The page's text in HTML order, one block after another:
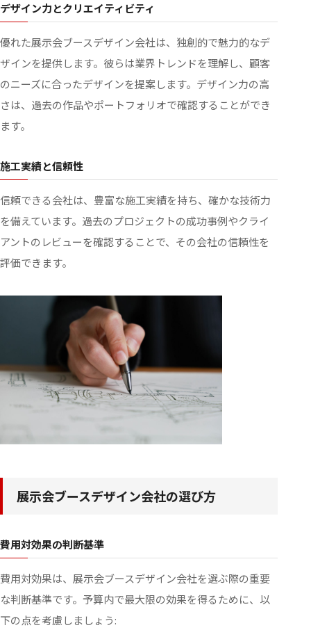
デザイン力とクリエイティビティ
優れた展示会ブースデザイン会社は、独創的で魅力的なデ
ザインを提供します。彼らは業界トレンドを理解し、顧客
のニーズに合ったデザインを提案します。デザイン力の高
さは、過去の作品やポートフォリオで確認することができ
ます。
施工実績と信頼性
信頼できる会社は、豊富な施工実績を持ち、確かな技術力
を備えています。過去のプロジェクトの成功事例やクライ
アントのレビューを確認することで、その会社の信頼性を
評価できます。
展示会ブースデザイン会社の選び方
費用対効果の判断基準
費用対効果は、展示会ブースデザイン会社を選ぶ際の重要
な判断基準です。予算内で最大限の効果を得るために、以
下の点を考慮しましょう: